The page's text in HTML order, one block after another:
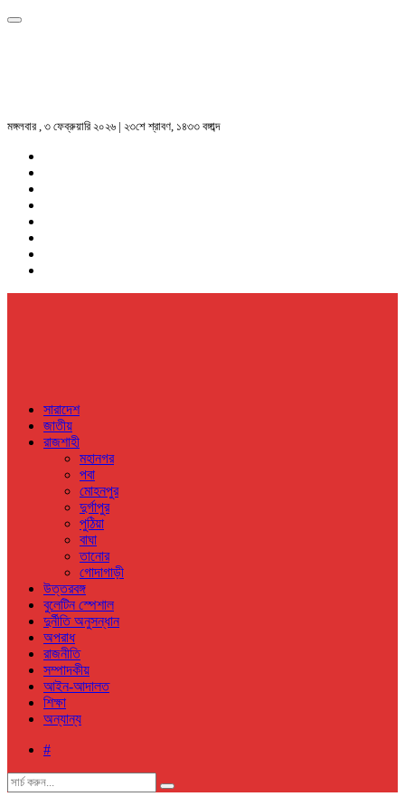
মঙ্গলবার , ৩ ফেব্রুয়ারি ২০২৬ | ২৩শে শ্রাবণ, ১৪৩৩ বঙ্গাব্দ
সারাদেশ
জাতীয়
রাজশাহী
মহানগর
পবা
মোহনপুর
দুর্গাপুর
পুঠিয়া
বাঘা
তানোর
গোদাগাড়ী
উত্তরবঙ্গ
বুলেটিন স্পেশাল
দুর্নীতি অনুসন্ধান
অপরাধ
রাজনীতি
সম্পাদকীয়
আইন-আদালত
শিক্ষা
অন্যান্য
#